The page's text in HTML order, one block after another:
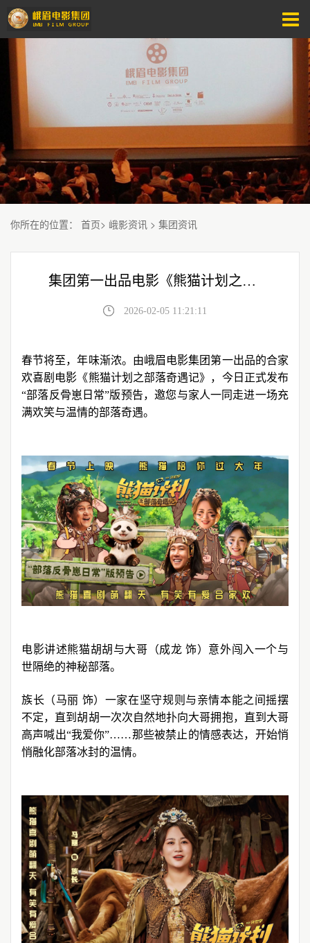
你所在的位置： 首页> 峨影资讯 > 集团资讯
集团第一出品电影《熊猫计划之部落奇遇记》发布全新版预告！
2026-02-05 11:21:11
春节将至，年味渐浓。由峨眉电影集团第一出品的合家
欢喜剧电影《熊猫计划之部落奇遇记》，今日正式发布
“部落反骨崽日常”版预告，邀您与家人一同走进一场充
满欢笑与温情的部落奇遇。
电影讲述熊猫胡胡与大哥（成龙 饰）意外闯入一个与
世隔绝的神秘部落。
族长（马丽 饰）一家在坚守规则与亲情本能之间摇摆
不定，直到胡胡一次次自然地扑向大哥拥抱，直到大哥
高声喊出“我爱你”……那些被禁止的情感表达，开始悄
悄融化部落冰封的温情。